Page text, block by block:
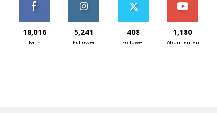
18,016
Fans
5,241
Follower
408
Follower
1,180
Abonnenten